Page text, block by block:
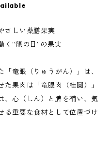
さしい薬膳果実
く“龍の目”の果実
竜眼（りゅうがん）」は、
果肉は「竜眼肉（桂圓）」
、心（しん）と脾を補い、気
る重要な食材として位置づけ